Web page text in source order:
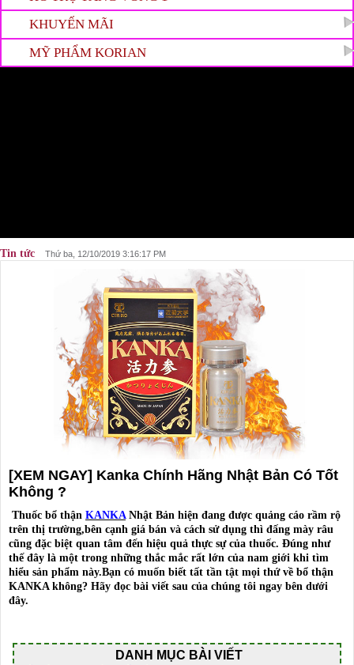
KHUYẾN MÃI
MỸ PHẨM KORIAN
Tin tức Thứ ba, 12/10/2019 3:16:17 PM
[XEM NGAY] Kanka Chính Hãng Nhật Bản Có Tốt
Không ?
Thuốc bổ thận KANKA Nhật Bản hiện đang được quảng cáo rầm rộ
trên thị trường,bên cạnh giá bán và cách sử dụng thì đấng mày râu
cũng đặc biệt quan tâm đến hiệu quả thực sự của thuốc. Đúng như
thế đây là một trong những thắc mắc rất lớn của nam giới khi tìm
hiểu sản phẩm này.Bạn có muốn biết tất tần tật mọi thứ về bổ thận
KANKA không? Hãy đọc bài viết sau của chúng tôi ngay bên dưới
đây.
DANH MỤC BÀI VIẾT